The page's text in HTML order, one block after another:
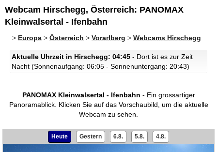
Webcam Hirschegg, Österreich: PANOMAX
Kleinwalsertal - Ifenbahn
> Europa > Österreich > Vorarlberg > Webcams Hirschegg
Aktuelle Uhrzeit in Hirschegg: 04:45 - Dort ist es zur Zeit
Nacht (Sonnenaufgang: 06:05 - Sonnenuntergang: 20:43)
PANOMAX Kleinwalsertal - Ifenbahn - Ein grossartiger
Panoramablick. Klicken Sie auf das Vorschaubild, um die aktuelle
Webcam zu sehen.
Heute Gestern 6.8. 5.8. 4.8.